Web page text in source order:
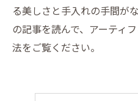
る美しさと手入れの手間が
の記事を読んで、アーティ
法をご覧ください。